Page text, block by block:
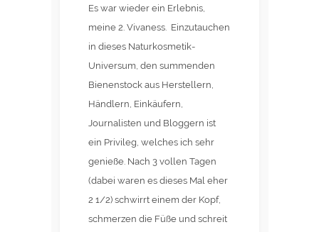
Es war wieder ein Erlebnis,
meine 2. Vivaness. Einzutauchen
in dieses Naturkosmetik-
Universum, den summenden
Bienenstock aus Herstellern,
Händlern, Einkäufern,
Journalisten und Bloggern ist
ein Privileg, welches ich sehr
genieße. Nach 3 vollen Tagen
(dabei waren es dieses Mal eher
2 1/2) schwirrt einem der Kopf,
schmerzen die Füße und schreit